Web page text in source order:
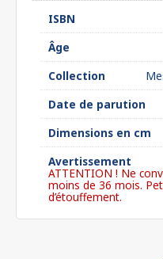
ISBN
Âge
Collection
Date de parution
Dimensions en cm
Avertissement
ATTENTION ! Ne
moins de 36 mois.
d’étouffement.